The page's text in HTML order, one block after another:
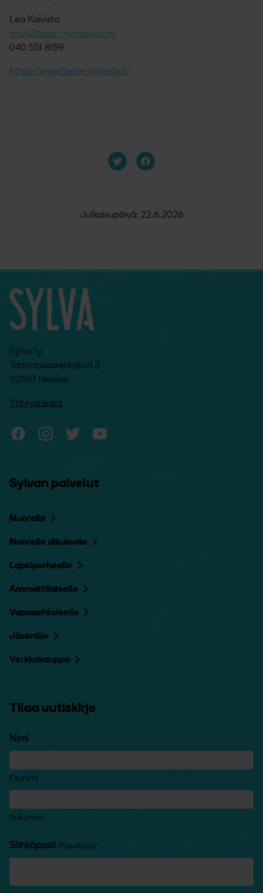
Lea Koivisto
lmck@team-rynkeby.com
040 551 8159
https://www.team-rynkeby.fi/
Julkaisupäivä: 22.6.2026
Sylva ry
Tammasaarenlaituri 3
00180 Helsinki
Yhteystiedot
Sylvan Facebook
Sylvan Instagram
Sylvan Twitter
Sylvan palvelut
Nuorelle
Nuorelle aikuiselle
Lapsiperheelle
Ammattilaiselle
Vapaaehtoiselle
Jäsenille
Verkkokauppa
Tilaa uutiskirje
Nimi
Etunimi
Sukunimi
Sähköposti (Pakollinen)